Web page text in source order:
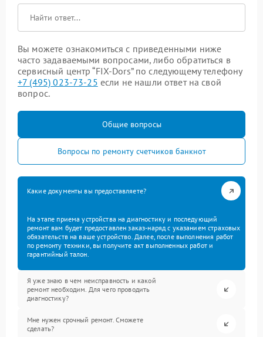
Вы можете ознакомиться с приведенными ниже
часто задаваемыми вопросами, либо обратиться в
сервисный центр “FIX-Dors” по следующему телефону
+7 (495) 023-73-25 если не нашли ответ на свой
вопрос.
Общие вопросы
Вопросы по ремонту счетчиков банкнот
Какие документы вы предоставляете?
На этапе приема устройства на диагностику и последующий
ремонт вам будет предоставлен заказ-наряд с указанием страховых
обязательств на ваше устройство. Далее, после выполнения работ
по ремонту техники, вы получите акт выполненных работ и
гарантийный талон.
Я уже знаю в чем неисправность и какой
ремонт необходим. Для чего проводить
диагностику?
Мне нужен срочный ремонт. Сможете
сделать?